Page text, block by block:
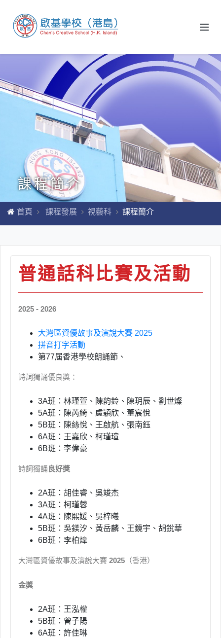
課程簡介
首頁 課程發展 視藝科 課程簡介
普通話科比賽及活動
2025 - 2026
大灣區資優故事及演說大賽 2025
拼音打字活動
第77屆香港學校朗誦節、
詩詞獨誦優良獎：
3A班：林瑾萱、陳韵鈴、陳玥辰、劉世燦
5A班：陳芮綺、盧穎欣、董宸悅
5B班：陳絲悅、王啟航、張南鈺
6A班：王嘉欣、柯瑾瑄
6B班：李偉豪
詩詞獨誦 良好獎
2A班：胡佳睿、吳竣杰
3A班：柯瑾蓉
4A班：陳熙媛、吳梓曦
5B班：吳鎂汐、黃岳麟、王鏡宇、胡銳華
6B班：李柏煒
大灣區資優故事及演說大賽 2025 （香港）
金獎
2A班：王泓權
5B班：曾子陽
6A班：許佳琳